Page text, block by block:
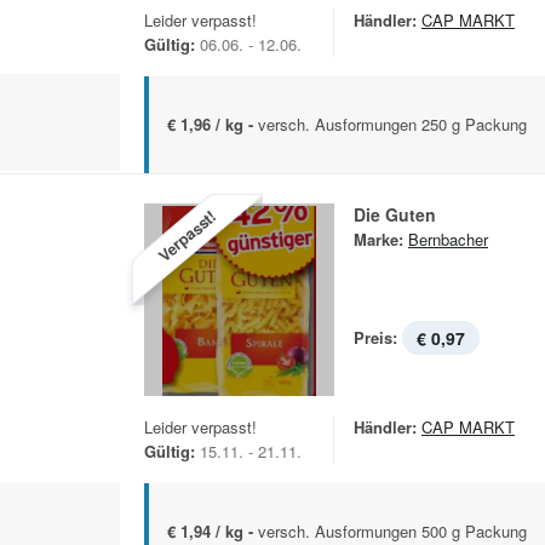
Leider verpasst!
Gültig: 06.06. - 12.06.
Händler: CAP MARKT
€ 1,96 / kg - versch. Ausformungen 250 g Packung
Verpasst! Die Guten
Marke: Bernbacher
Preis: € 0,97
Leider verpasst!
Gültig: 15.11. - 21.11.
Händler: CAP MARKT
€ 1,94 / kg - versch. Ausformungen 500 g Packung